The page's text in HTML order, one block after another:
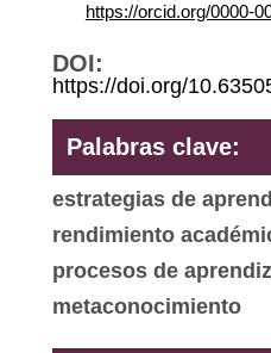
https://orcid.org/0000-
DOI:
https://doi.org/
Palabras clave:
estrategias de
rendimiento
procesos de
metaconocimiento